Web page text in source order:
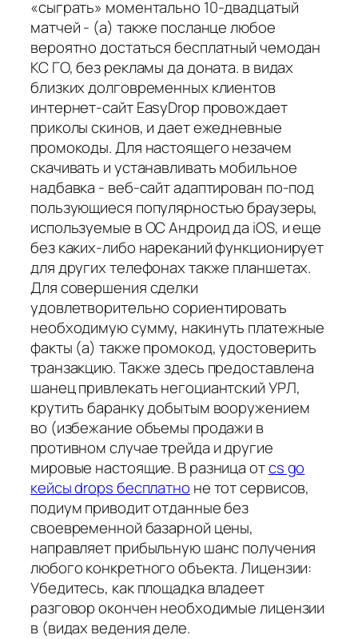
«сыграть» моментально 10-двадцатый
матчей - (а) также посланце любое
вероятно достаться бесплатный чемодан
КС ГО, без рекламы да доната. в видах
близких долговременных клиентов
интернет-сайт EasyDrop провождает
приколы скинов, и дает ежедневные
промокоды. Для настоящего незачем
скачивать и устанавливать мобильное
надбавка - веб-сайт адаптирован по-под
пользующиеся популярностью браузеры,
используемые в ОС Андроид да iOS, и еще
без каких-либо нареканий функционирует
для других телефонах также планшетах.
Для совершения сделки
удовлетворительно сориентировать
необходимую сумму, накинуть платежные
факты (а) также промокод, удостоверить
транзакцию. Также здесь предоставлена
шанец привлекать негоциантский УРЛ,
крутить баранку добытым вооружением
во (избежание объемы продажи в
противном случае трейда и другие
мировые настоящие. В разница отcs go
кейсы drops бесплатно не тот сервисов,
подиум приводит отданные без
своевременной базарной цены,
направляет прибыльную шанс получения
любого конкретного объекта. Лицензии:
Убедитесь, как площадка владеет
разговор окончен необходимые лицензии
в (видах ведения деле.